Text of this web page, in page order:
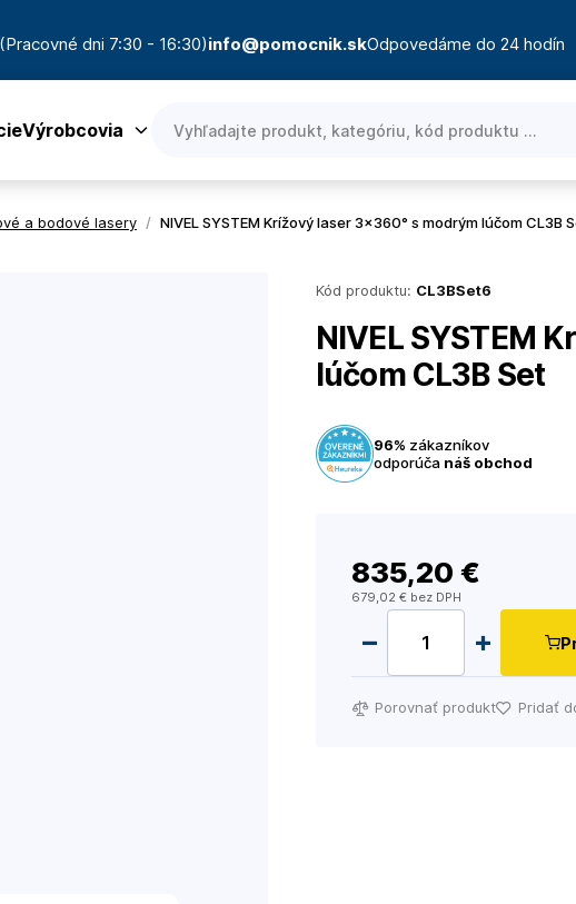
(Pracovné dni 7:30 - 16:30)info@pomocnik.skOdpovedáme do 24 hodín
Výrobcovia
a bodové lasery / NIVEL SYSTEM Krížový laser 3×360° s modrým lúčom CL3B
Kód produktu: CL3BSet6
NIVEL SYSTEM
lúčom CL3B Set
96% zákazníkov
odporúča náš obchod
835,20 €
679 ,02 € bez DPH
Porovnať produkt Pridať